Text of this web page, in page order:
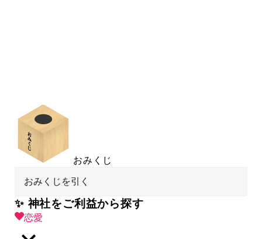
おみくじ
おみくじを引く
✨ 神社をご利益から探す
恋愛